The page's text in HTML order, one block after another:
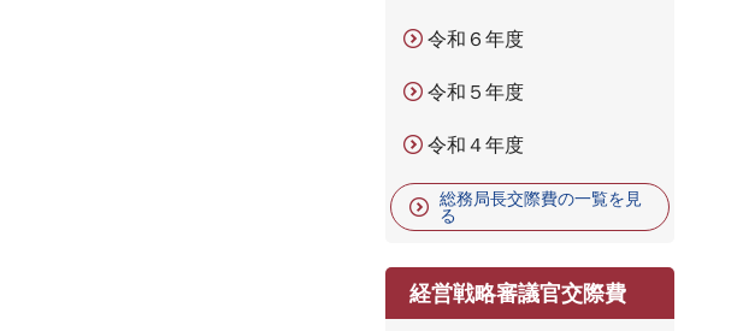
令和６年度
令和５年度
令和４年度
総務局長交際費の一覧を見
る
経営戦略審議官交際費